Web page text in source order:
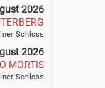
2026
Schloss
2026
MORTIS
Schloss